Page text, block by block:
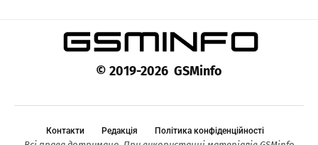
© 2019-2026 GSMinfo
Контакти Редакція Політика конфіденційності